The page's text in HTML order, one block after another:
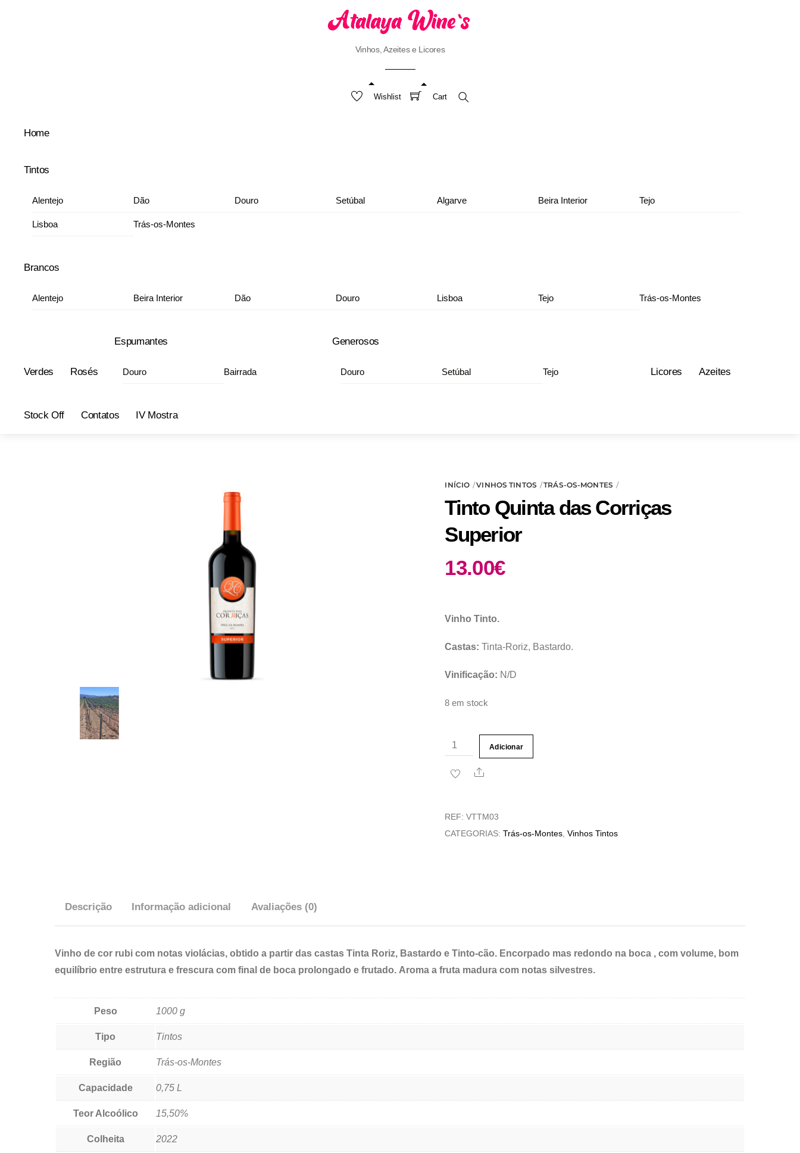
Vinhos, Azeites e Licores
Wishlist Cart
Home
Tintos
Alentejo Dão Douro Setúbal Algarve Beira Interior Tejo
Lisboa Trás-os-Montes
Brancos
Alentejo Beira Interior Dão Douro Lisboa Tejo Trás-os-Montes
Verdes Rosés
Espumantes
Douro Bairrada
Generosos
Douro Setúbal Tejo Licores Azeites
Stock Off Contatos IV Mostra
INÍCIO VINHOS TINTOS TRÁS-OS-MONTES
Tinto Quinta das Corriças
Superior
13.00€
Vinho Tinto.
Castas: Tinta-Roriz, Bastardo.
Vinificação: N/D
8 em stock
Quantidade
de
Tinto
Adicionar
Share
REF:VTTM03
CATEGORIAS:Trás-os-Montes,Vinhos Tintos
Descrição Informação adicional Avaliações (0)
Vinho de cor rubi com notas violácias, obtido a partir das castas Tinta Roriz, Bastardo e Tinto-cão. Encorpado mas redondo na boca , com volume, bom
equilíbrio entre estrutura e frescura com final de boca prolongado e frutado. Aroma a fruta madura com notas silvestres.
Peso 1000 g
Tipo Tintos
Região Trás-os-Montes
Capacidade 0,75 L
Teor Alcoólico 15,50%
Colheita 2022